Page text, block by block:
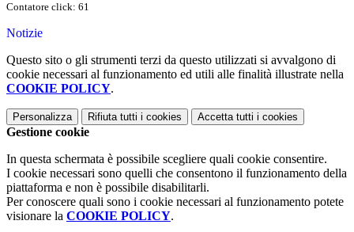
Contatore click: 61
Notizie
Questo sito o gli strumenti terzi da questo utilizzati si avvalgono di
cookie necessari al funzionamento ed utili alle finalità illustrate nella
COOKIE POLICY.
Personalizza Rifiuta tutti i cookies Accetta tutti i cookies
Gestione cookie
In questa schermata è possibile scegliere quali cookie consentire.
I cookie necessari sono quelli che consentono il funzionamento della
piattaforma e non è possibile disabilitarli.
Per conoscere quali sono i cookie necessari al funzionamento potete
visionare la COOKIE POLICY.